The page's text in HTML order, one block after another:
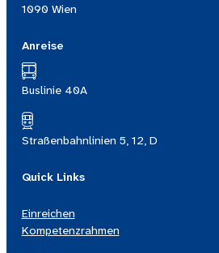
1090 Wien
Anreise
Buslinie 40A
Straßenbahnlinien 5, 12, D
Quick Links
Einreichen
Kompetenzrahmen